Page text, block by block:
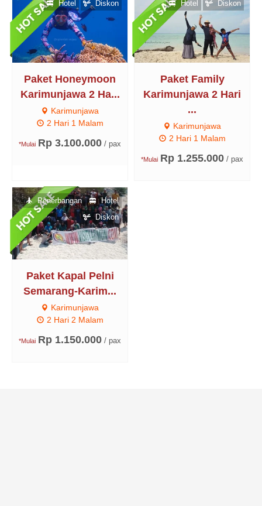
Paket Honeymoon
Karimunjawa 2 Ha...
Karimunjawa
2 Hari 1 Malam
*Mulai Rp 3.100.000 / pax
Hotel Diskon
Paket Family
Karimunjawa 2 Hari
...
Karimunjawa
2 Hari 1 Malam
*Mulai Rp 1.255.000 / pax
Hotel Diskon
Paket Kapal Pelni
Semarang-Karim...
Karimunjawa
2 Hari 2 Malam
*Mulai Rp 1.150.000 / pax
Penerbangan
Hotel
Diskon